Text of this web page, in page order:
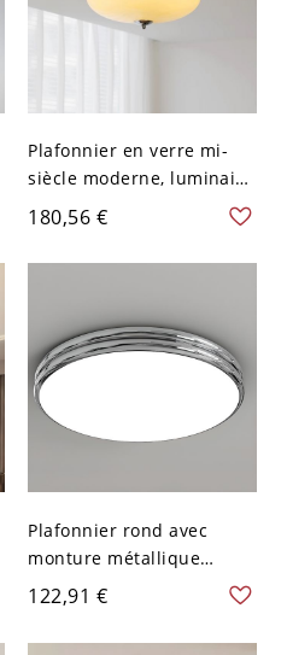
Plafonnier en verre mi-
siècle moderne, luminaire
rétro en dôme avec
accents en chrome poli -
110 V-120 V Chaud jaune
180,56 €
Plafonnier rond avec
monture métallique
encastrée et abat-jour en
PMMA - Chrome 110 V-120
V 40,64 cm Gradation à
122,91 €